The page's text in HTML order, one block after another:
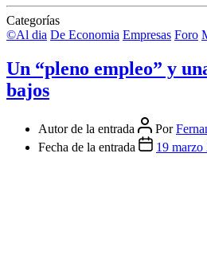
Categorías
©Al dia De Economia Empresas Foro
Un “pleno empleo” y
bajos
Autor de la entrada Por
Fecha de la entrada
19 marzo